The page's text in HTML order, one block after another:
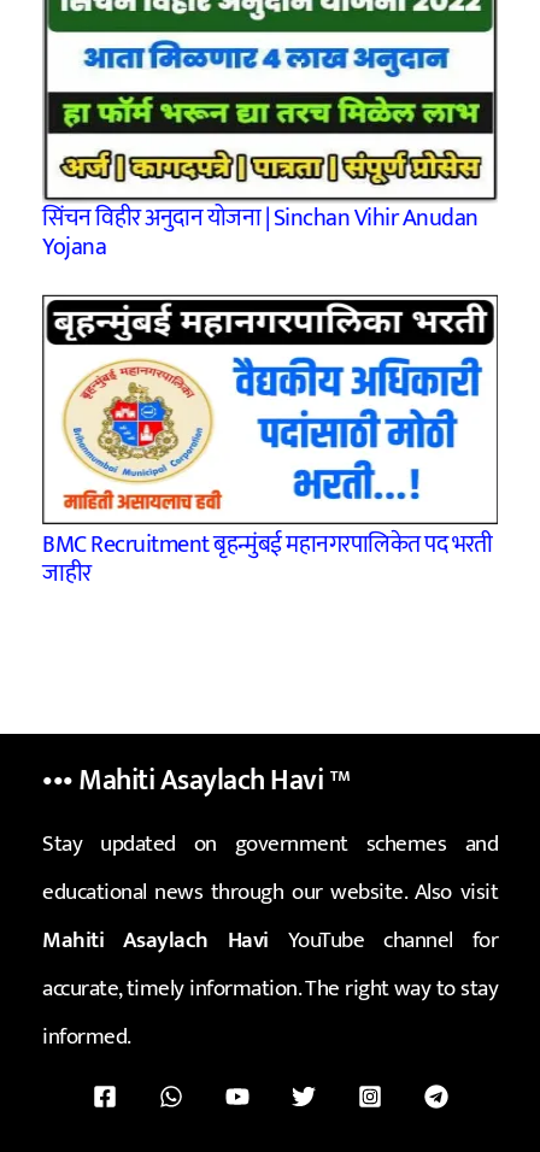
सिंचन विहीर अनुदान योजना | Sinchan Vihir Anudan
Yojana
BMC Recruitment बृहन्मुंबई महानगरपालिकेत पद भरती
जाहीर
••• Mahiti Asaylach Havi™
Stay updated on government schemes and
educational news through our website. Also visit
Mahiti Asaylach Havi YouTube channel for
accurate, timely information. The right way to stay
informed.